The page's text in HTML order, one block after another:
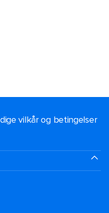
vilkår og betingelser